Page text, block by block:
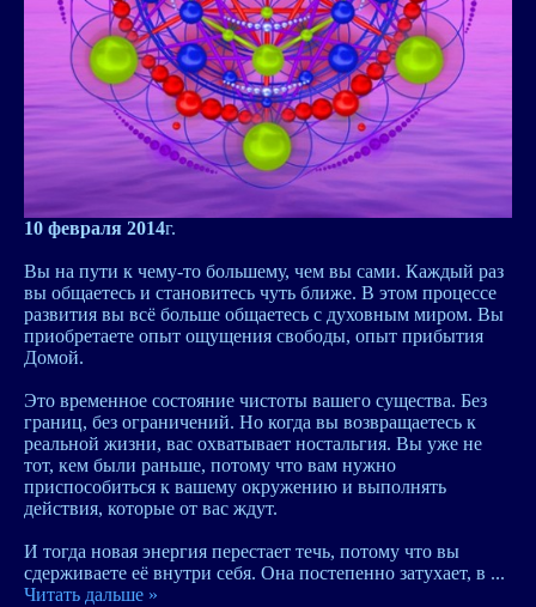
10 февраля 2014г.
Вы на пути к чему-то большему, чем вы сами. Каждый раз
вы общаетесь и становитесь чуть ближе. В этом процессе
развития вы всё больше общаетесь с духовным миром. Вы
приобретаете опыт ощущения свободы, опыт прибытия
Домой.
Это временное состояние чистоты вашего существа. Без
границ, без ограничений. Но когда вы возвращаетесь к
реальной жизни, вас охватывает ностальгия. Вы уже не
тот, кем были раньше, потому что вам нужно
приспособиться к вашему окружению и выполнять
действия, которые от вас ждут.
И тогда новая энергия перестает течь, потому что вы
сдерживаете её внутри себя. Она постепенно затухает, в ...
Читать дальше »